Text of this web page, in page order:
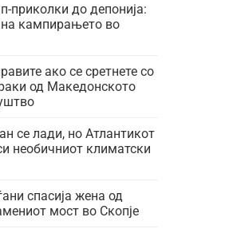
приколки до депонија:
на кампирањето во
ако се сретнете со
од Македонското
се лади, но Атлантикот
необичниот климатски
спасија жена од
мост во Скопје